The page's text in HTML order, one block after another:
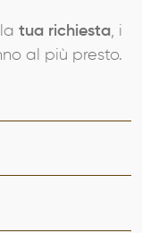
tua richiesta, i
al più presto.